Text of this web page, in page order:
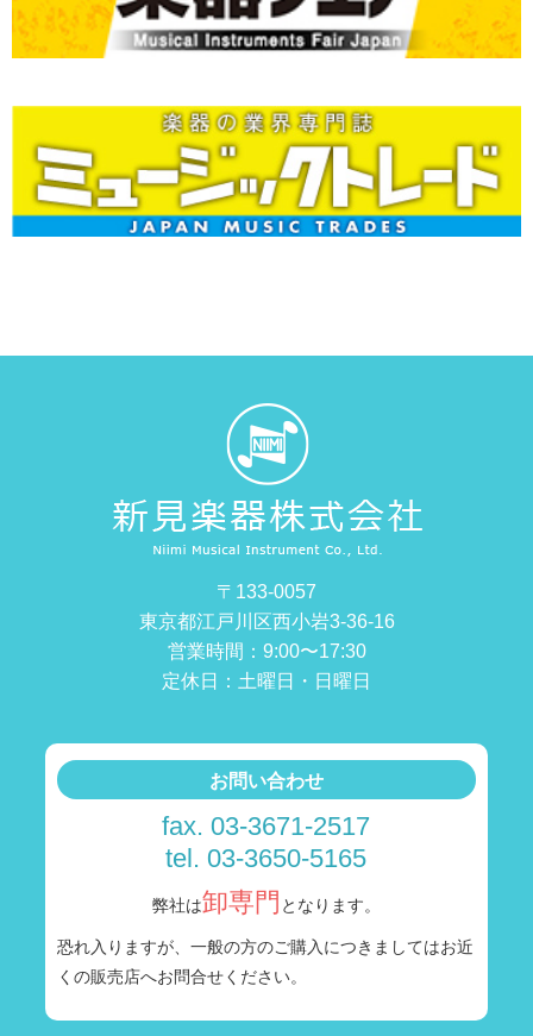
〒133-0057
東京都江戸川区西小岩3-36-16
営業時間：9:00〜17:30
定休日：土曜日・日曜日
お問い合わせ
fax. 03-3671-2517
tel. 03-3650-5165
弊社は卸専門 となります。
恐れ入りますが、一般の方のご購入につきましてはお近
くの販売店へお問合せください。